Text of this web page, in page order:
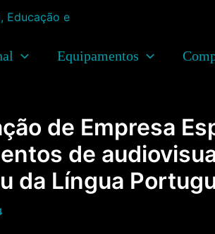
Equipamentos
de Empresa
de
da Língua